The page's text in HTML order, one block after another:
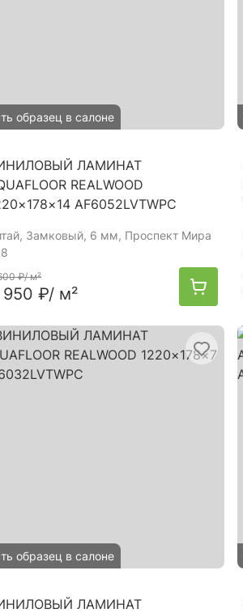
образец в салоне
ЛАМИНАТ
REALWOOD
AF6052LVTWPC
, Замковый, 6 мм, Проспект Мира
₽/ м²
950 ₽/ м²
образец в салоне
ЛАМИНАТ